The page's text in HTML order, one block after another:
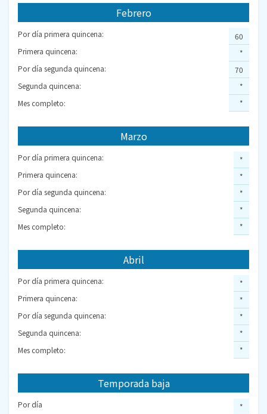
Febrero
Por día primera quincena:
Primera quincena:
Por día segunda quincena:
Segunda quincena:
Mes completo:
60
*
70
*
*
Marzo
Por día primera quincena:
Primera quincena:
Por día segunda quincena:
Segunda quincena:
Mes completo:
*
*
*
*
*
Abril
Por día primera quincena:
Primera quincena:
Por día segunda quincena:
Segunda quincena:
Mes completo:
*
*
*
*
*
Temporada baja
Por día
*